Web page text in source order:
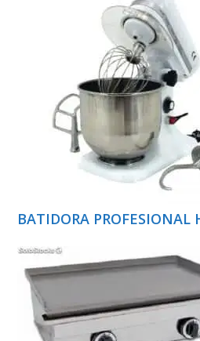
BATIDORA PROFESIONAL